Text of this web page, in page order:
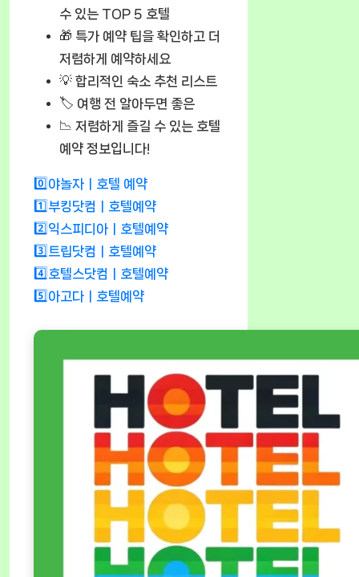
수 있는 TOP 5 호텔
🎁 특가 예약 팁을 확인하고 더
저렴하게 예약하세요
💡 합리적인 숙소 추천 리스트
🏷️ 여행 전 알아두면 좋은
📉 저렴하게 즐길 수 있는 호텔
예약 정보입니다!
0️⃣야놀자ㅣ호텔 예약
1️⃣부킹닷컴ㅣ호텔예약
2️⃣익스피디아ㅣ호텔예약
3️⃣트립닷컴ㅣ호텔예약
4️⃣호텔스닷컴ㅣ호텔예약
5️⃣아고다ㅣ호텔예약